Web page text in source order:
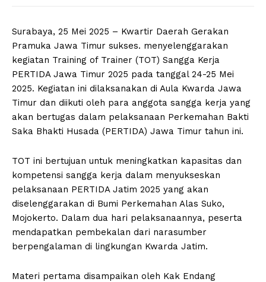
Surabaya, 25 Mei 2025 – Kwartir Daerah Gerakan
Pramuka Jawa Timur sukses. menyelenggarakan
kegiatan Training of Trainer (TOT) Sangga Kerja
PERTIDA Jawa Timur 2025 pada tanggal 24-25 Mei
2025. Kegiatan ini dilaksanakan di Aula Kwarda Jawa
Timur dan diikuti oleh para anggota sangga kerja yang
akan bertugas dalam pelaksanaan Perkemahan Bakti
Saka Bhakti Husada (PERTIDA) Jawa Timur tahun ini.
TOT ini bertujuan untuk meningkatkan kapasitas dan
kompetensi sangga kerja dalam menyukseskan
pelaksanaan PERTIDA Jatim 2025 yang akan
diselenggarakan di Bumi Perkemahan Alas Suko,
Mojokerto. Dalam dua hari pelaksanaannya, peserta
mendapatkan pembekalan dari narasumber
berpengalaman di lingkungan Kwarda Jatim.
Materi pertama disampaikan oleh Kak Endang